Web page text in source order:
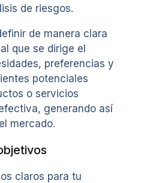
de riesgos.
de manera clara
que se dirige el
preferencias y
potenciales
o servicios
generando así
mercado.
claros para tu